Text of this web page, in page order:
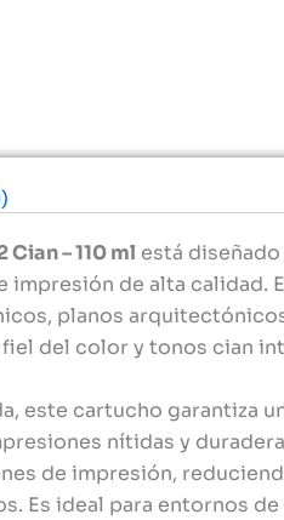
– 110 ml está
impresión de alta calidad.
planos
del color y tonos cian
este cartucho garantiza
nítidas y
de impresión,
Es ideal para entornos